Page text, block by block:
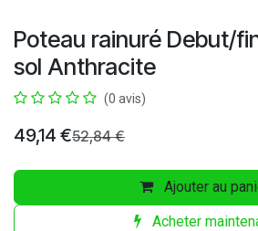
Poteau rainuré Debut/
sol Anthracite
(0 avis)
49,14 €52,84€
Ajouter au
Acheter